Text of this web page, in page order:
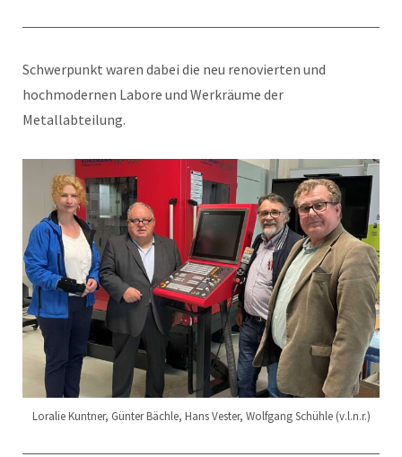
Schwerpunkt waren dabei die neu renovierten und
hochmodernen Labore und Werkräume der
Metallabteilung.
Loralie Kuntner, Günter Bächle, Hans Vester, Wolfgang Schühle (v.l.n.r.)